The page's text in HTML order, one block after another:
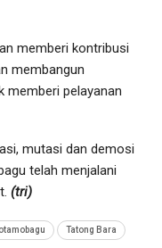
memberi kontribusi
membangun
memberi pelayanan
mutasi dan demosi
telah menjalani
(tri)
Tatong Bara